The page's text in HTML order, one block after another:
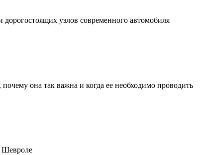
узлов современного автомобиля
она так важна и когда ее необходимо проводить
Шевроле